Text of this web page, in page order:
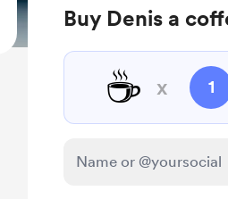
Buy Denis a
☕ x 1